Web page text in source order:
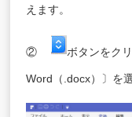
えます。
② ボタンをク
Word（.docx）〕を